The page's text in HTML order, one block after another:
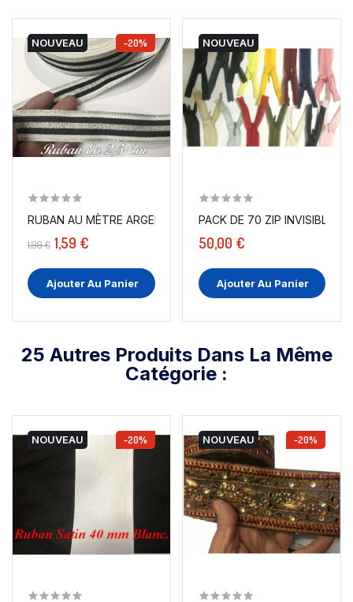
NOUVEAU -20%
RUBAN AU MÈTRE ARGENT OU DORÉ STYLE "MARIN" EN...
1,99 € 1,59 €
Ajouter Au Panier
NOUVEAU
PACK DE 70 ZIP
50,00 €
Ajouter Au Panier
25 Autres Produits Dans La Même
Catégorie :
NOUVEAU -20% NOUVEAU -20%